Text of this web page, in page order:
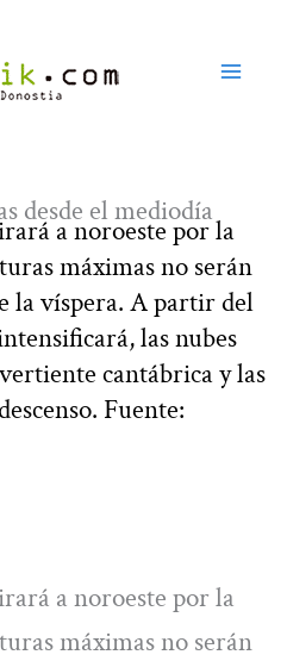
desde el mediodía
a noroeste por la
máximas no serán
la víspera. A partir del
las nubes
cantábrica y las
Fuente:
a noroeste por la
máximas no serán